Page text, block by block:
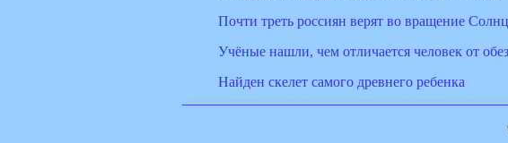
Почти треть россиян верят во вращение
Учёные нашли, чем отличается человек от
Найден скелет самого древнего ребенка